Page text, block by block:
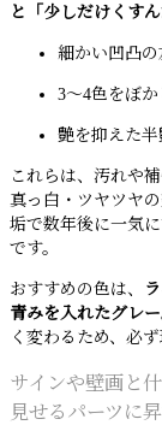
と「少しだけくすん
細かい凹凸
3〜4色をぼ
艶を抑えた
これらは、汚れや
真っ白・ツヤツヤ
垢で数年後に一気
です。
おすすめの色は、
青みを入れたグレー
く変わるため、必
サインや壁画と
見せるパーツに